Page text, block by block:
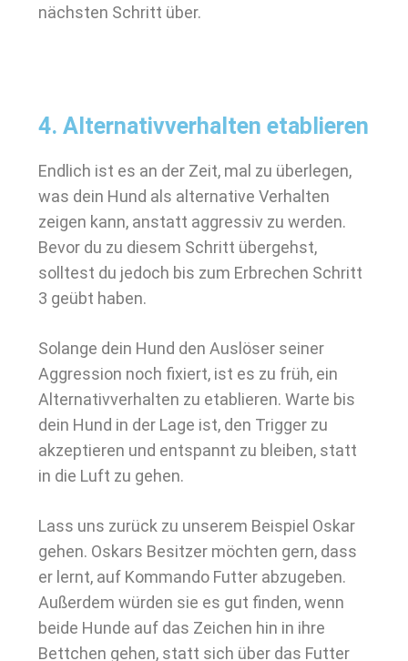
nächsten Schritt über.
4. Alternativverhalten etablieren
Endlich ist es an der Zeit, mal zu überlegen,
was dein Hund als alternative Verhalten
zeigen kann, anstatt aggressiv zu werden.
Bevor du zu diesem Schritt übergehst,
solltest du jedoch bis zum Erbrechen Schritt
3 geübt haben.
Solange dein Hund den Auslöser seiner
Aggression noch fixiert, ist es zu früh, ein
Alternativverhalten zu etablieren. Warte bis
dein Hund in der Lage ist, den Trigger zu
akzeptieren und entspannt zu bleiben, statt
in die Luft zu gehen.
Lass uns zurück zu unserem Beispiel Oskar
gehen. Oskars Besitzer möchten gern, dass
er lernt, auf Kommando Futter abzugeben.
Außerdem würden sie es gut finden, wenn
beide Hunde auf das Zeichen hin in ihre
Bettchen gehen, statt sich über das Futter